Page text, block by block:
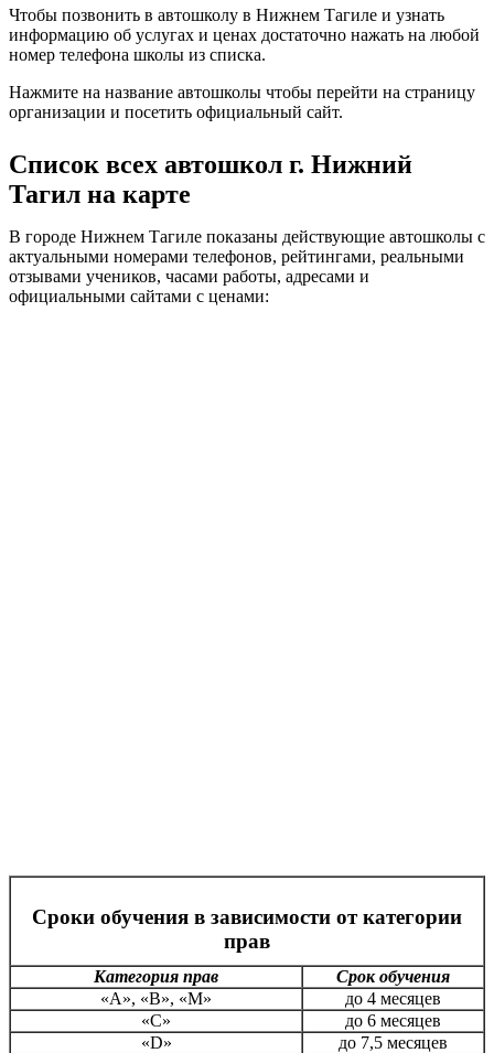
Чтобы позвонить в автошколу в Нижнем Тагиле и узнать
информацию об услугах и ценах достаточно нажать на любой
номер телефона школы из списка.
Нажмите на название автошколы чтобы перейти на страницу
организации и посетить официальный сайт.
Список всех автошкол г. Нижний
Тагил на карте
В городе Нижнем Тагиле показаны действующие автошколы с
актуальными номерами телефонов, рейтингами, реальными
отзывами учеников, часами работы, адресами и
официальными сайтами с ценами:
Сроки обучения в зависимости от категории
прав
Категория прав
Срок обучения
«А», «В», «М»
до 4 месяцев
«С»
до 6 месяцев
«D»
до 7,5 месяцев